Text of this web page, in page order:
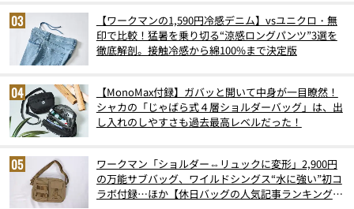
【ワークマンの1,590円冷感デニム】vsユニクロ・無
印で比較！猛暑を乗り切る“涼感ロングパンツ”3選を
徹底解剖。接触冷感から綿100%まで決定版
【MonoMax付録】ガバッと開いて中身が一目瞭然！
シャカの「じゃばら式４層ショルダーバッグ」は、出
し入れのしやすさも過去最高レベルだった！
ワークマン「ショルダー⇔リュックに変形」2,900円
の万能サブバッグ、ワイルドシングス“水に強い”初コ
ラボ付録…ほか【休日バッグの人気記事ランキングベ